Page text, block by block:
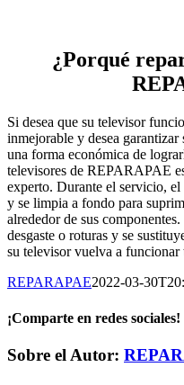
¿Porqué
Si desea que su televisor
inmejorable y desea
una forma económica de
televisores de REPARAPAE
experto. Durante el servicio, el
y se limpia a fondo para
alrededor de sus
desgaste o roturas y se
su televisor vuelva a
REPARAPAE2022-03-
¡Comparte en redes sociales!
Facebook
X
LinkedIn
WhatsApp
Pinterest
Correo
Sobre el Autor: